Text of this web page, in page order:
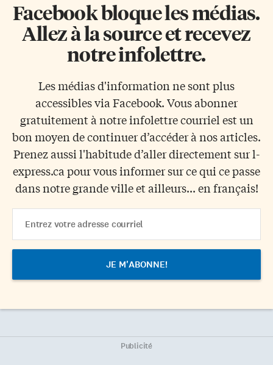
Facebook bloque les médias.
Allez à la source et recevez
notre infolettre.
Les médias d'information ne sont plus
accessibles via Facebook. Vous abonner
gratuitement à notre infolettre courriel est un
bon moyen de continuer d’accéder à nos articles.
Prenez aussi l'habitude d’aller directement sur l-
express.ca pour vous informer sur ce qui ce passe
dans notre grande ville et ailleurs... en français!
Address
Publicité